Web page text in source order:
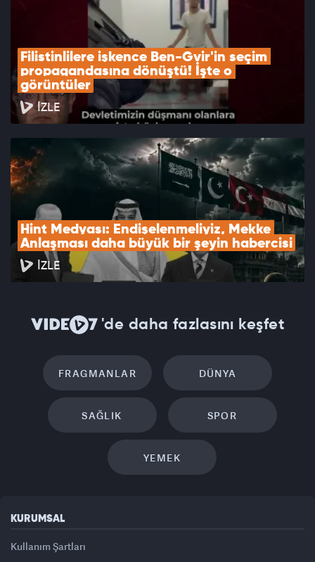
Filistinlilere işkence Ben-Gvir'in seçim
propagandasına dönüştü! İşte o
görüntüler
İZLE
Hint Medyası: Endişelenmeliyiz, Mekke
Anlaşması daha büyük bir şeyin habercisi
İZLE
'de daha fazlasını keşfet
FRAGMANLAR DÜNYA
SAĞLIK SPOR
YEMEK
KURUMSAL
Kullanım Şartları